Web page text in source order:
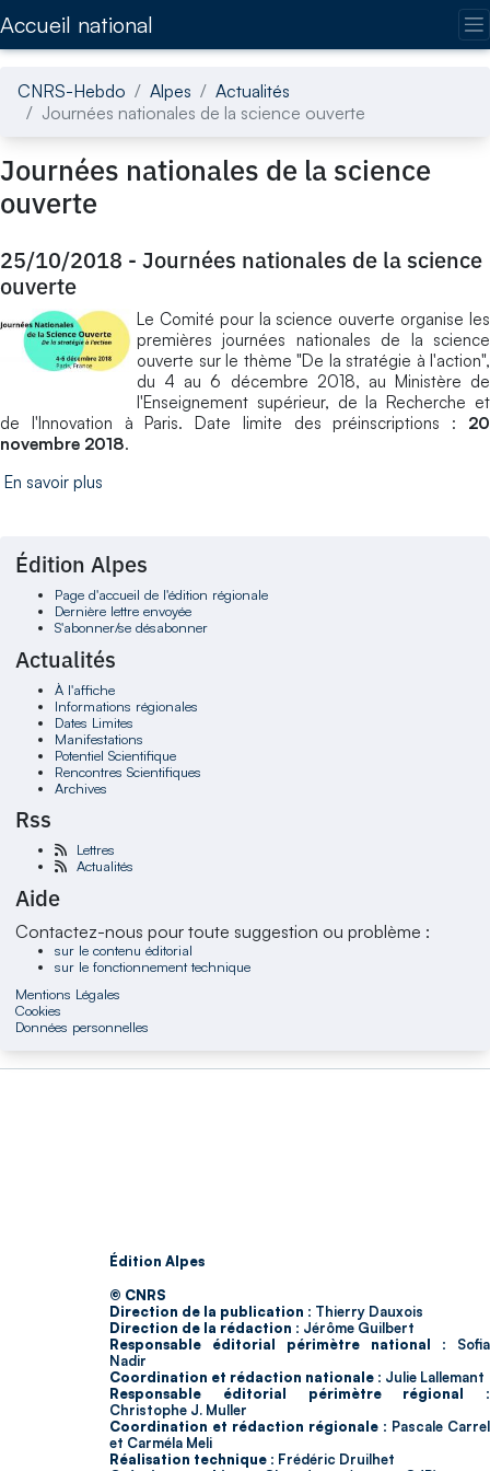
Accueil national
CNRS-Hebdo Alpes
Actualités
Journées nationales de la science ouverte
Journées nationales de la science
ouverte
25/10/2018 - Journées nationales de la science
ouverte
Le Comité pour la science ouverte organise les
premières journées nationales de la science
ouverte sur le thème "De la stratégie à l'action",
du 4 au 6 décembre 2018, au Ministère de
l'Enseignement supérieur, de la Recherche et
de l'Innovation à Paris. Date limite des préinscriptions : 20
novembre 2018.
En savoir plus
Édition Alpes
Page d'accueil de l'édition régionale
Dernière lettre envoyée
S'abonner/se désabonner
Actualités
À l'affiche
Informations régionales
Dates Limites
Manifestations
Potentiel Scientifique
Rencontres Scientifiques
Archives
Rss
Lettres
Actualités
Aide
Contactez-nous pour toute suggestion ou problème :
sur le contenu éditorial
sur le fonctionnement technique
Mentions Légales
Cookies
Données personnelles
Édition Alpes
© CNRS
Direction de la publication : Thierry Dauxois
Direction de la rédaction : Jérôme Guilbert
Responsable éditorial périmètre national : Sofia
Nadir
Coordination et rédaction nationale : Julie Lallemant
Responsable éditorial périmètre régional :
Christophe J. Muller
Coordination et rédaction régionale : Pascale Carrel
et Carméla Meli
Réalisation technique : Frédéric Druilhet